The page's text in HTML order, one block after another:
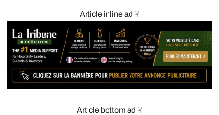
Article inline ad ☟
Article bottom ad ☟